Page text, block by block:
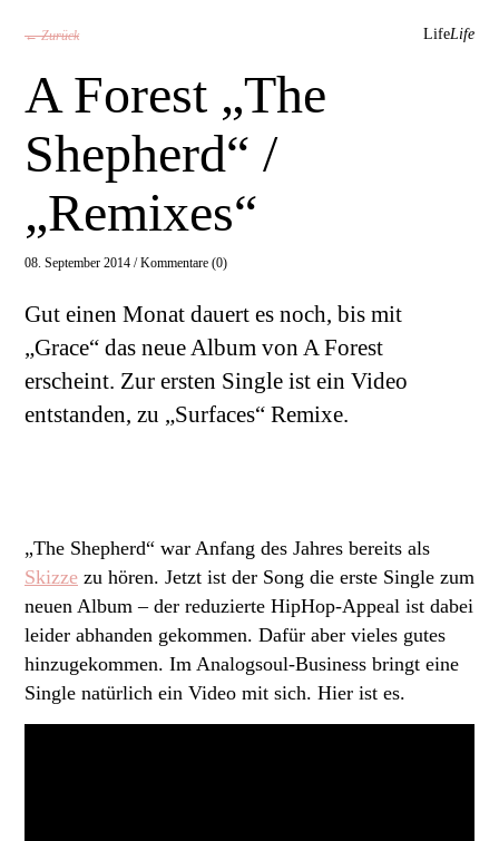
← Zurück LifeLife
A Forest „The
Shepherd“ /
„Remixes“
08. September 2014 /Kommentare (0)
Gut einen Monat dauert es noch, bis mit
„Grace“ das neue Album von A Forest
erscheint. Zur ersten Single ist ein Video
entstanden, zu „Surfaces“ Remixe.
„The Shepherd“ war Anfang des Jahres bereits als
Skizze zu hören. Jetzt ist der Song die erste Single zum
neuen Album – der reduzierte HipHop-Appeal ist dabei
leider abhanden gekommen. Dafür aber vieles gutes
hinzugekommen. Im Analogsoul-Business bringt eine
Single natürlich ein Video mit sich. Hier ist es.